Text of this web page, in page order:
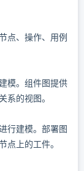
点、操作、用例
模。组件图提供
系的视图。
行建模。部署图
点上的工件。